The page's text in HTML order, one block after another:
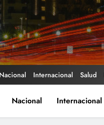
Nacional Internacional Salud
Nacional Internacional